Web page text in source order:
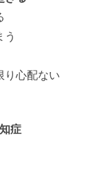
配ない
症